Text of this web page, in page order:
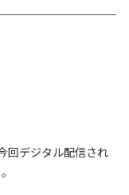
回デジタル配信され